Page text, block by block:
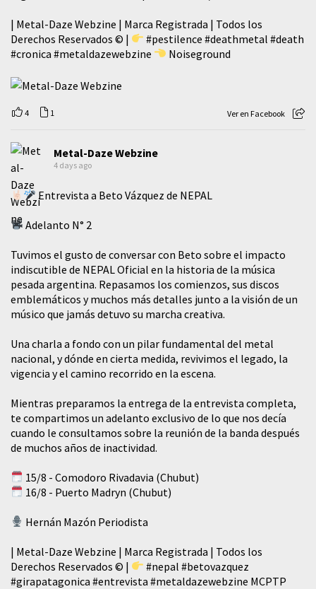
| Metal-Daze Webzine | Marca Registrada | Todos los
Derechos Reservados © |
#pestilence #deathmetal #death
#cronica #metaldazewebzine Noiseground
4 1 Ver en Facebook
Metal-Daze Webzine
4 days ago
Entrevista a Beto Vázquez de NEPAL
Adelanto N° 2
Tuvimos el gusto de conversar con Beto sobre el impacto
indiscutible de NEPAL Oficial en la historia de la música
pesada argentina. Repasamos los comienzos, sus discos
emblemáticos y muchos más detalles junto a la visión de un
músico que jamás detuvo su marcha creativa.
​Una charla a fondo con un pilar fundamental del metal
nacional, y dónde en cierta medida, revivimos el legado, la
vigencia y el camino recorrido en la escena.
Mientras preparamos la entrega de la entrevista completa,
te compartimos un adelanto exclusivo de lo que nos decía
cuando le consultamos sobre la reunión de la banda después
de muchos años de inactividad.
15/8 - Comodoro Rivadavia (Chubut)
16/8 - Puerto Madryn (Chubut)
Hernán Mazón Periodista
| Metal-Daze Webzine | Marca Registrada | Todos los
Derechos Reservados © |
#nepal #betovazquez
#girapatagonica #entrevista #metaldazewebzine MCPTP